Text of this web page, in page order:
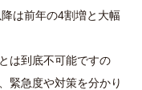
は前年の4割増と大幅
は到底不可能ですの
緊急度や対策を分かり